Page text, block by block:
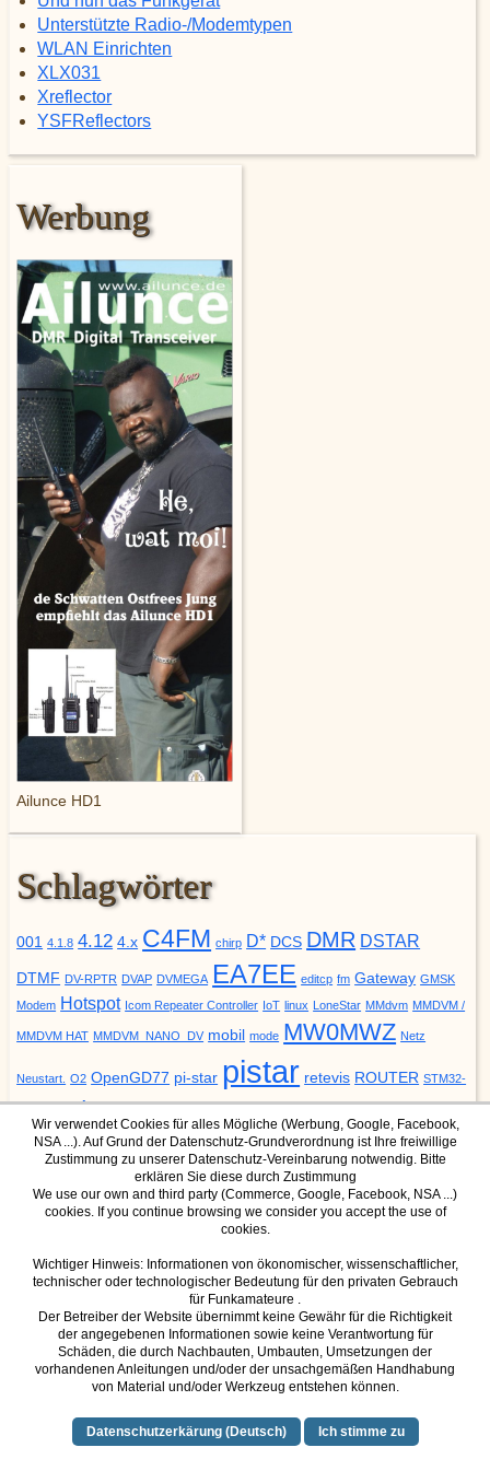
Unterstützte Radio-/Modemtypen
WLAN Einrichten
XLX031
Xreflector
YSFReflectors
Werbung
Ailunce HD1
Schlagwörter
001 4.1.8 4.12 4.x C4FM chirp D* DCS DMR DSTAR
DTMF DV-RPTR DVAP DVMEGA EA7EE editcp fm Gateway GMSK
Modem Hotspot Icom Repeater Controller IoT linux LoneStar MMdvm MMDVM /
MMDVM HAT MMDVM_NANO_DV mobil mode MW0MWZ Netz
Neustart. O2 OpenGD77 pi-star pistar retevis ROUTER STM32-
update YSF
DMR Mode
IPSC2 Dashboard für Hotspot
IPSC2 Dashboard für Hamnet
(nur über Hamnet erreichbar)
YSF Mode
D-Star Mode
dcs015(XLX015)
Wir verwendet Cookies für alles Mögliche (Werbung, Google, Facebook,
NSA ...). Auf Grund der Datenschutz-Grundverordnung ist Ihre freiwillige
Zustimmung zu unserer Datenschutz-Vereinbarung notwendig. Bitte
erklären Sie diese durch Zustimmung
We use our own and third party (Commerce, Google, Facebook, NSA ...)
cookies. If you continue browsing we consider you accept the use of
cookies.
Wichtiger Hinweis: Informationen von ökonomischer, wissenschaftlicher,
technischer oder technologischer Bedeutung für den privaten Gebrauch
für Funkamateure .
Der Betreiber der Website übernimmt keine Gewähr für die Richtigkeit
der angegebenen Informationen sowie keine Verantwortung für
Schäden, die durch Nachbauten, Umbauten, Umsetzungen der
vorhandenen Anleitungen und/oder der unsachgemäßen Handhabung
von Material und/oder Werkzeug entstehen können.
Datenschutzerkärung (Deutsch) Ich stimme zu